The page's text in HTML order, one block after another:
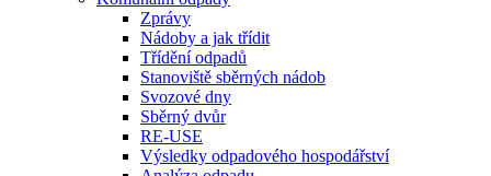
Zprávy
Nádoby a jak třídit
Třídění odpadů
Stanoviště sběrných nádob
Svozové dny
Sběrný dvůr
RE-USE
Výsledky odpadového hospodářství